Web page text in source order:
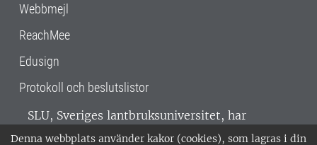
Denna webbplats använder kakor (cookies), som lagras i din
Webbmejl
ReachMee
Edusign
Protokoll och beslutslistor
SLU, Sveriges lantbruksuniversitet, har
verksamhet över hela Sverige. Huvudorter är